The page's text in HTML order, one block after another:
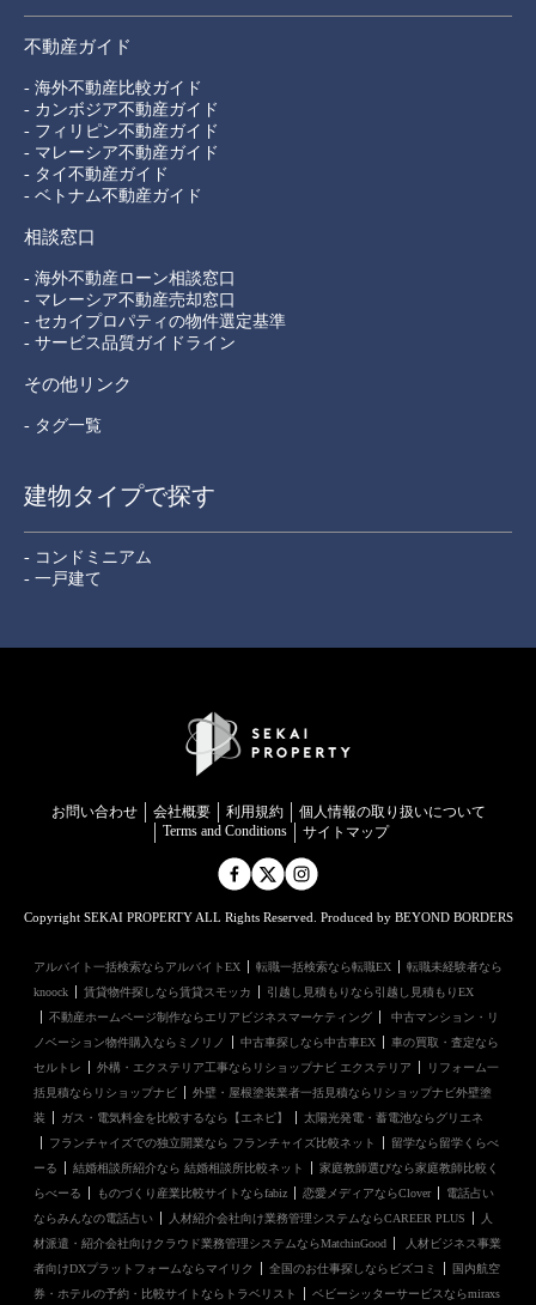
不動産ガイド
- 海外不動産比較ガイド
- カンボジア不動産ガイド
- フィリピン不動産ガイド
- マレーシア不動産ガイド
- タイ不動産ガイド
- ベトナム不動産ガイド
相談窓口
- 海外不動産ローン相談窓口
- マレーシア不動産売却窓口
- セカイプロパティの物件選定基準
- サービス品質ガイドライン
その他リンク
- タグ一覧
建物タイプで探す
- コンドミニアム
- 一戸建て
お問い合わせ 会社概要 利用規約
個⼈情報の取り扱いについて
Terms and Conditions
サイトマップ
Copyright SEKAI PROPERTY ALL Rights Reserved. Produced by BEYOND BORDERS
アルバイト一括検索ならアルバイトEX 転職一括検索なら転職EX
転職未経験者なら
knoock
賃貸物件探しなら賃貸スモッカ
引越し見積もりなら引越し見積もりEX
不動産ホームページ制作ならエリアビジネスマーケティング
中古マンション・リ
ノベーション物件購入ならミノリノ
中古車探しなら中古車EX
車の買取・査定なら
セルトレ
外構・エクステリア工事ならリショップナビ エクステリア
リフォーム一
括見積ならリショップナビ
外壁・屋根塗装業者一括見積ならリショップナビ外壁塗
装
ガス・電気料金を比較するなら【エネピ】
太陽光発電・蓄電池ならグリエネ
フランチャイズでの独立開業なら フランチャイズ比較ネット
留学なら留学くらべ
ーる
結婚相談所紹介なら 結婚相談所比較ネット
家庭教師選びなら家庭教師比較く
らべーる
ものづくり産業比較サイトならfabiz 恋愛メディアならClover
電話占い
ならみんなの電話占い
人材紹介会社向け業務管理システムならCAREER PLUS
人
材派遣・紹介会社向けクラウド業務管理システムならMatchinGood
人材ビジネス事業
者向けDXプラットフォームならマイリク
全国のお仕事探しならビズコミ
国内航空
券・ホテルの予約・比較サイトならトラベリスト
ベビーシッターサービスならmiraxs